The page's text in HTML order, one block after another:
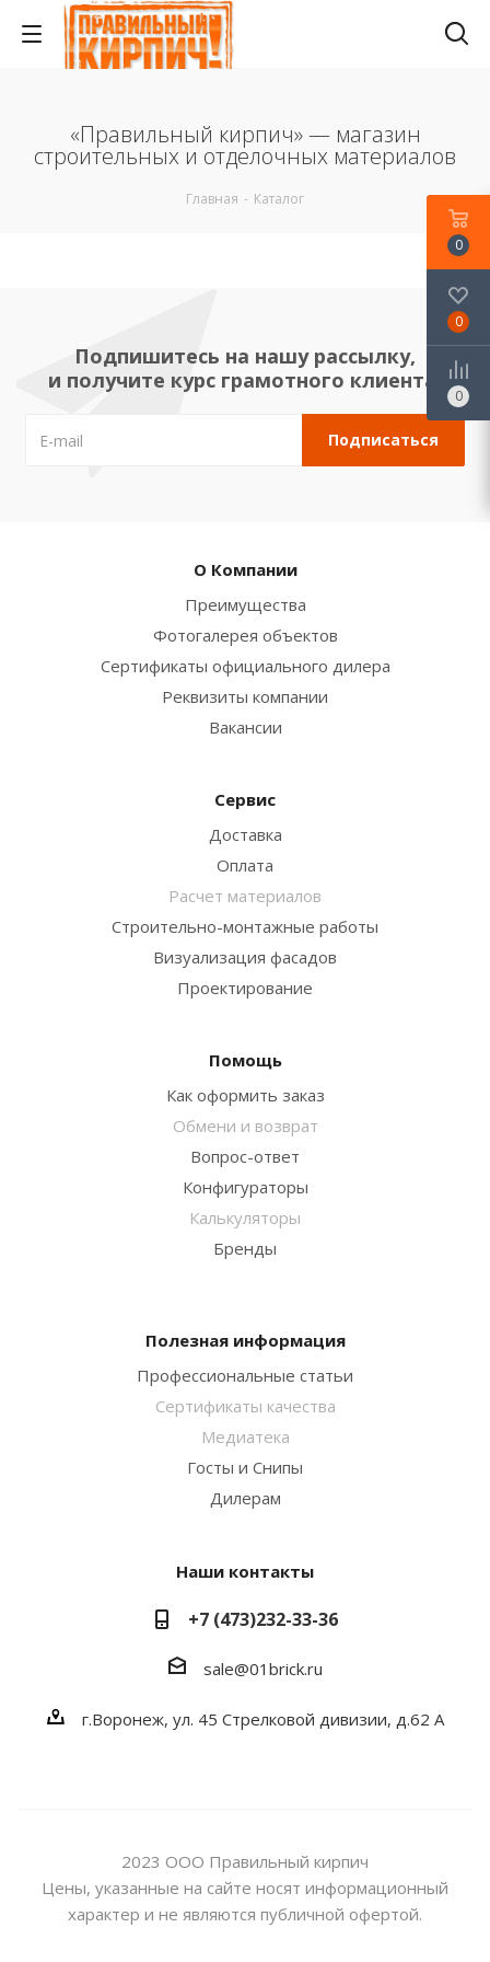
«Правильный кирпич» — магазин
строительных и отделочных материалов
Главная - Каталог
Подпишитесь на нашу рассылку,
и получите курс грамотного клиента!
О Компании
Преимущества
Фотогалерея объектов
Сертификаты официального дилера
Реквизиты компании
Вакансии
Сервис
Доставка
Оплата
Расчет материалов
Строительно-монтажные работы
Визуализация фасадов
Проектирование
Помощь
Как оформить заказ
Обмени и возврат
Вопрос-ответ
Конфигураторы
Калькуляторы
Бренды
Полезная информация
Профессиональные статьи
Сертификаты качества
Медиатека
Госты и Снипы
Дилерам
Наши контакты
+7 (473)232-33-36
sale@01brick.ru
г.Воронеж, ул. 45 Стрелковой дивизии, д.62 А
2023 ООО Правильный кирпич
Цены, указанные на сайте носят информационный
характер и не являются публичной офертой.
0
0
0